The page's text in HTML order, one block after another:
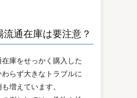
流通在庫は要注意？
庫をせっかく購入した
わらず大きなトラブルに
増えています。